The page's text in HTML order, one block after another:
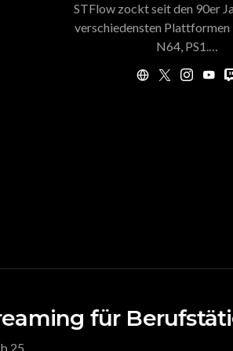
STFlow zockt seit den 90er
verschiedensten Plattformen
N64, PS1.…
für
25